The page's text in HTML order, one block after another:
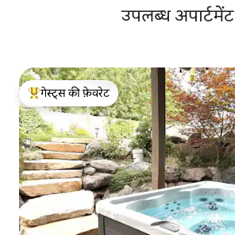
उपलब्ध अपार्टमेंट
गेस्ट्स का टॉप फ़ेवरेट
गेस्ट्स की फ़ेवरेट